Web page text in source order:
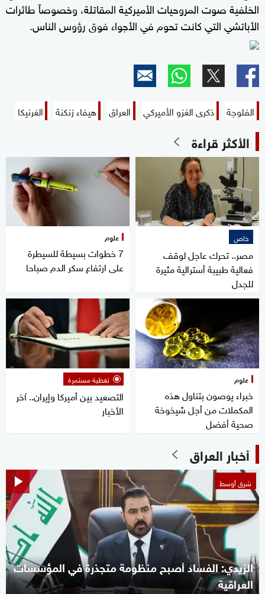
الخلفية صوت المروحيات الأميركية المقاتلة، وخصوصاً طائرات
الأباتشي التي كانت تحوم في الأجواء فوق رؤوس الناس.
الفلوجة ذكرى الغزو الأميركي العراق هيفاء زنكنة الغرنيكا
الأكثر قراءة
خاص
مصر.. تحرك عاجل لوقف
فعالية طبيبة أسترالية مثيرة
للجدل
علوم
7 خطوات بسيطة للسيطرة
على ارتفاع سكر الدم صباحا
علوم
خبراء يوصون بتناول هذه
المكملات من أجل شيخوخة
صحية أفضل
تغطية مستمرة
التصعيد بين أميركا وإيران.. آخر
الأخبار
أخبار العراق
شرق أوسط
الزيدي: الفساد أصبح منظومة متجذرة في المؤسسات
العراقية